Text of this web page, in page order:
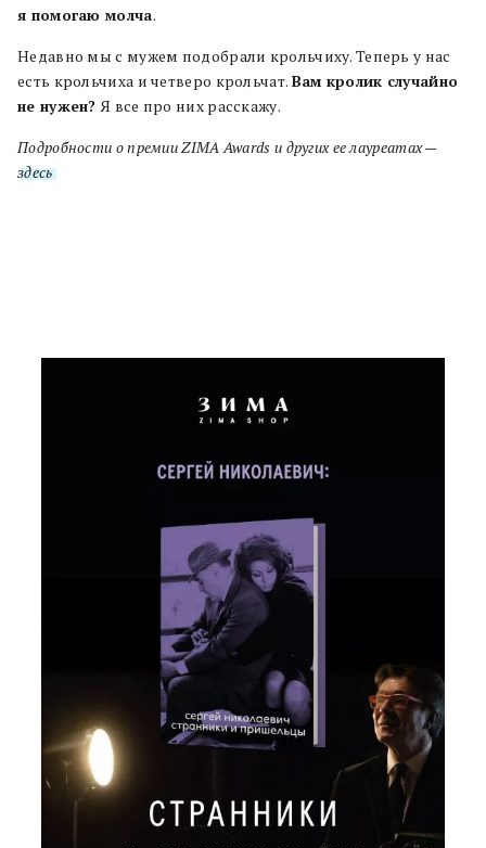
я помогаю молча.
Недавно мы с мужем подобрали крольчиху. Теперь у нас
есть крольчиха и четверо крольчат. Вам кролик случайно
не нужен? Я все про них расскажу.
Подробности о премии ZIMA Awards и других ее лауреатах —
здесь.